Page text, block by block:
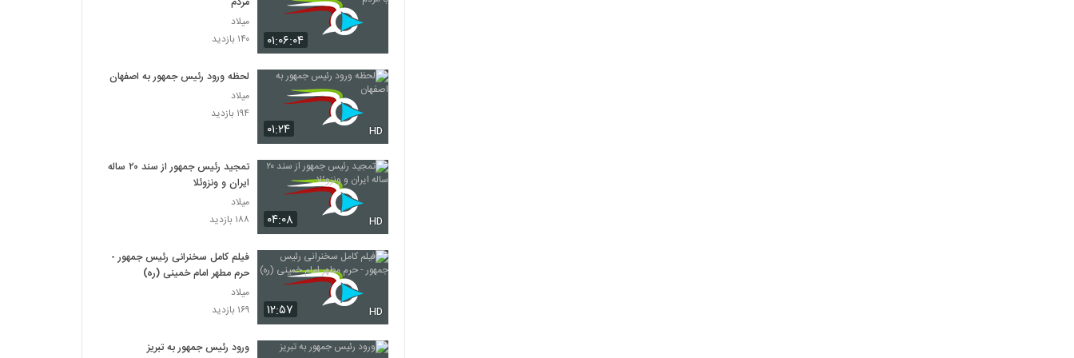
۰۱:۰۶:۰۴
میلاد
۱۴۰ بازدید
۰۱:۲۴ HD
لحظه ورود رئیس جمهور به اصفهان
میلاد
۱۹۴ بازدید
۰۴:۰۸ HD
تمجید رئیس جمهور از سند ۲۰ ساله
ایران و ونزوئلا
میلاد
۱۸۸ بازدید
۱۲:۵۷ HD
فیلم کامل سخنرانی رئیس جمهور -
حرم مطهر امام خمینی (ره)
میلاد
۱۶۹ بازدید
ورود رئیس جمهور به تبریز